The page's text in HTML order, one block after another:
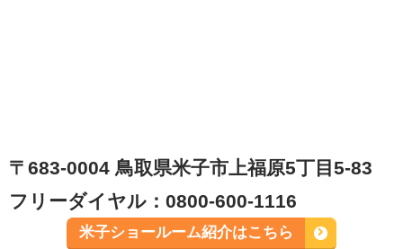
〒683-0004 鳥取県米子市上福原5丁目5-83
フリーダイヤル：0800-600-1116
米子ショールーム紹介はこちら